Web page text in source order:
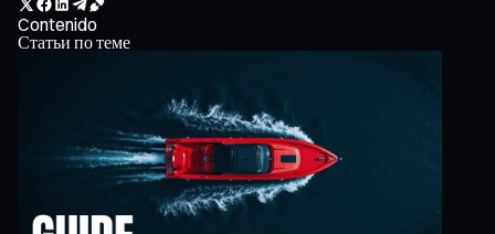
Contenido
Статьи по теме